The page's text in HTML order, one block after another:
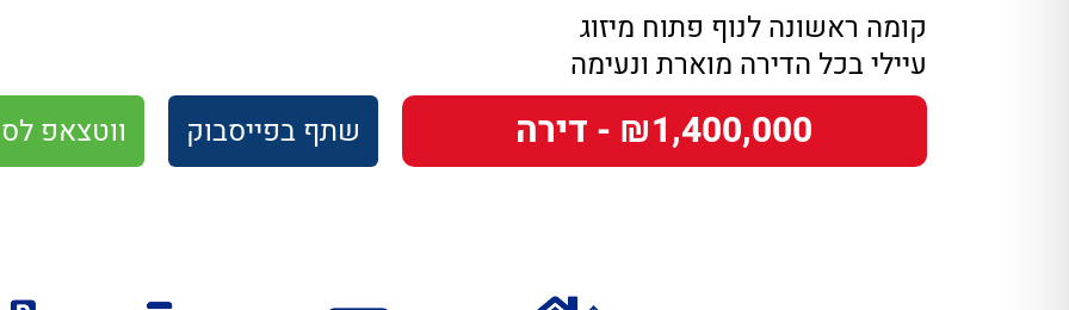
קומה ראשונה לנוף פתוח מיזוג
עיילי בכל הדירה מוארת ונעימה
₪1,400,000 - דירה שתף בפייסבוק ווטצאפ